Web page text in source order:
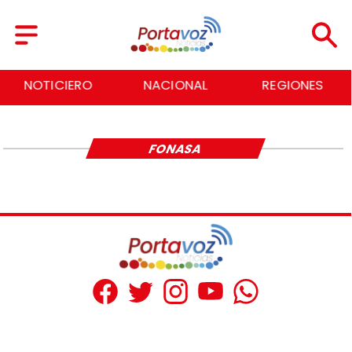
NOTICIERO NACIONAL REGIONES
FONASA